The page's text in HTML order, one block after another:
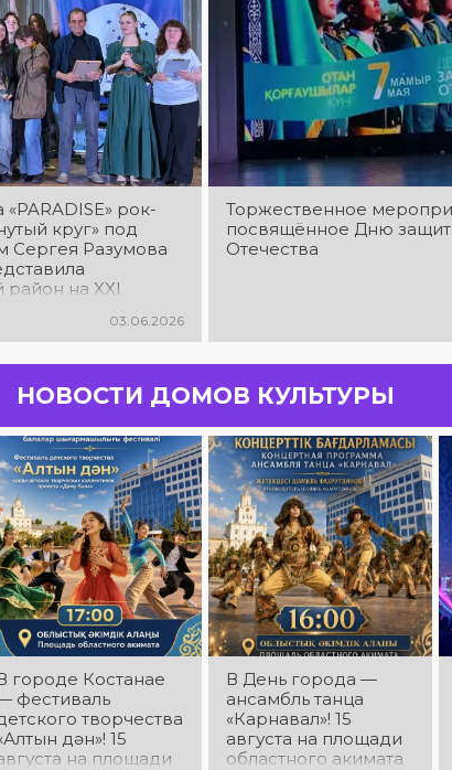
рок-
круг» под
Сергея Разумова
район на XXI
дружбы и
круг –
03.06.2026
Торжественное
посвящённое Дню
Отечества
НОВОСТИ ДОМОВ КУЛЬТУРЫ
городе Костанае
фестиваль
творчества
дән»! 15
на площади
В День города —
ансамбль танца
«Карнавал»! 15
августа на площади
областного акимата